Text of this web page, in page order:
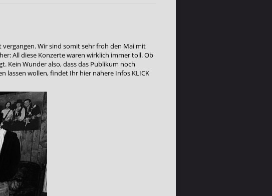
vergangen. Wir sind somit sehr froh den Mai mit
All diese Konzerte waren wirklich immer toll. Ob
Kein Wunder also, dass das Publikum noch
lassen wollen, findet Ihr hier nähere Infos KLICK